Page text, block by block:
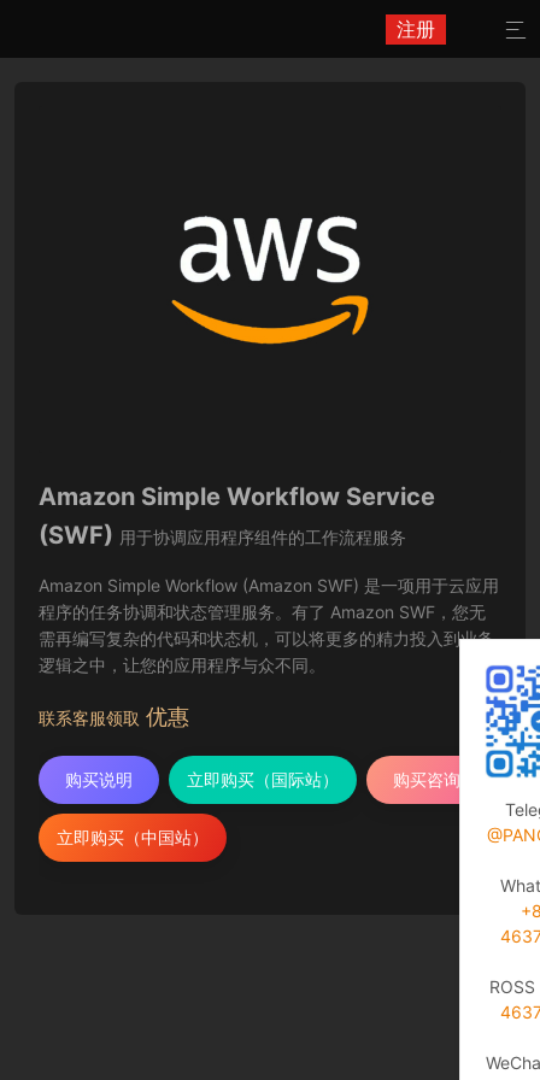
注册 
Amazon Simple Workflow Service
(SWF) 用于协调应用程序组件的工作流程服务
Amazon Simple Workflow (Amazon SWF) 是一项用于云应用
程序的任务协调和状态管理服务。有了 Amazon SWF，您无
需再编写复杂的代码和状态机，可以将更多的精力投入到业务
逻辑之中，让您的应用程序与众不同。
联系客服领取 优惠
购买说明 立即购买（国际站） 购买咨询
立即购买（中国站）